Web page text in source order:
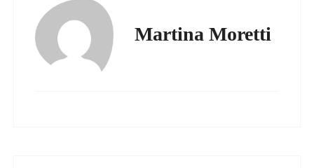
Martina Moretti